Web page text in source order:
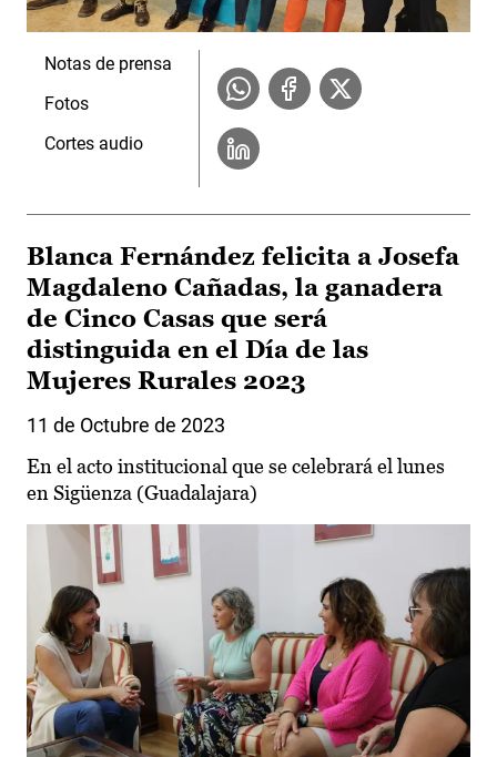
Notas de prensa
Fotos
Cortes audio
Blanca Fernández felicita a Josefa
Magdaleno Cañadas, la ganadera
de Cinco Casas que será
distinguida en el Día de las
Mujeres Rurales 2023
11 de Octubre de 2023
En el acto institucional que se celebrará el lunes
en Sigüenza (Guadalajara)